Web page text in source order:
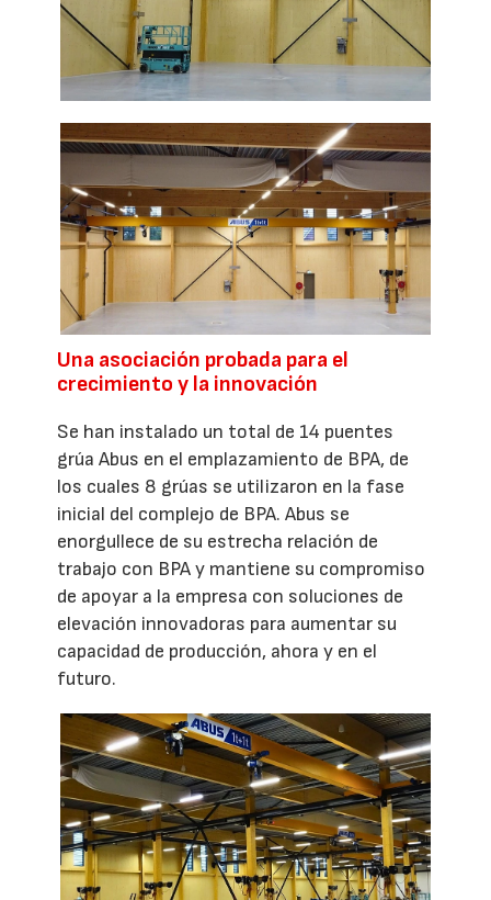
Una asociación probada para el
crecimiento y la innovación
Se han instalado un total de 14 puentes
grúa Abus en el emplazamiento de BPA, de
los cuales 8 grúas se utilizaron en la fase
inicial del complejo de BPA. Abus se
enorgullece de su estrecha relación de
trabajo con BPA y mantiene su compromiso
de apoyar a la empresa con soluciones de
elevación innovadoras para aumentar su
capacidad de producción, ahora y en el
futuro.